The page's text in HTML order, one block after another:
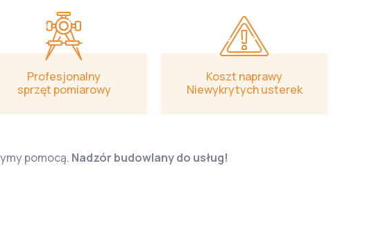
Profesjonalny
sprzęt pomiarowy
Koszt naprawy
Niewykrytych usterek
pomocą. Nadzór budowlany do usług!